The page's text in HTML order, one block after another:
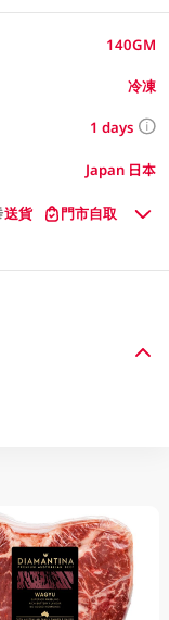
140GM
冷凍
1 days
Japan 日本
送貨 門市自取